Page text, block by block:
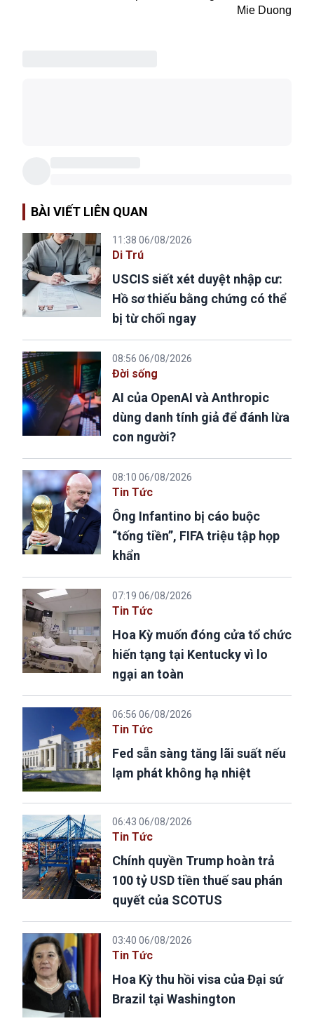
Mie Duong
BÀI VIẾT LIÊN QUAN
11:38 06/08/2026
Di Trú
USCIS siết xét duyệt nhập cư:
Hồ sơ thiếu bằng chứng có thể
bị từ chối ngay
08:56 06/08/2026
Đời sống
AI của OpenAI và Anthropic
dùng danh tính giả để đánh lừa
con người?
08:10 06/08/2026
Tin Tức
Ông Infantino bị cáo buộc
“tống tiền”, FIFA triệu tập họp
khẩn
07:19 06/08/2026
Tin Tức
Hoa Kỳ muốn đóng cửa tổ chức
hiến tạng tại Kentucky vì lo
ngại an toàn
06:56 06/08/2026
Tin Tức
Fed sẵn sàng tăng lãi suất nếu
lạm phát không hạ nhiệt
06:43 06/08/2026
Tin Tức
Chính quyền Trump hoàn trả
100 tỷ USD tiền thuế sau phán
quyết của SCOTUS
03:40 06/08/2026
Tin Tức
Hoa Kỳ thu hồi visa của Đại sứ
Brazil tại Washington